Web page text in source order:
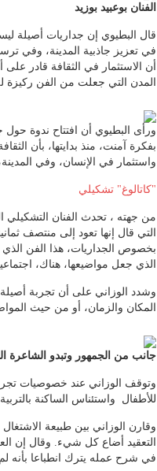
الفنان بوعبيد بوزيد
قال البطيوي إن جداريات أصيلة
في تعزيز جاذبية المدينة، وفي
أن الاستثمار في الثقافة قادر
المدن التي جعلت من الفن ركيزة
ورأى البطيوي أن افتتاح ندوة
بفكرة آمنت، منذ بدايتها، بأن
واستثمار في الإنسان، وفي
"كاتالوغ" تشكيلي
من جهته ، تحدث الفنان التشكيلي
التي قال إنها تعود إلى منتصف
بخصوص الجداريات، هذا الفن
الذي جعل مواضيعها، هناك،
وشدد الوزاني على أن تجربة
المكان والزمان، أو من حيث
جانب من الجمهور وتبدو الشاعرة
وتوقف الوزاني عند خصوصيات
للأطفال واستئناس الساكنة بالتربية
وقارن الوزاني بين طبيعة
التعقيد أضاع كل شيء. وقال إن
في شرح عمله يترك انطباعا بأنه